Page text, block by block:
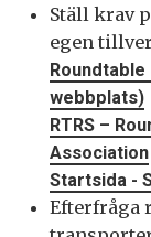
Ställ krav
egen
webbplats)
RTRS –
Association
Startsida -
Efterfråga